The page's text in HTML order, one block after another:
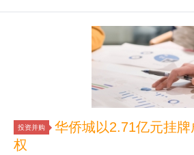
投资并购
华侨城以2.71亿元挂
权